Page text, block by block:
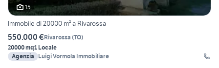
15
Immobile di 20000 m² a Rivarossa
550.000 €Rivarossa (TO)
20000 mq1 Locale
Agenzia
Luigi Vormola Immobiliare